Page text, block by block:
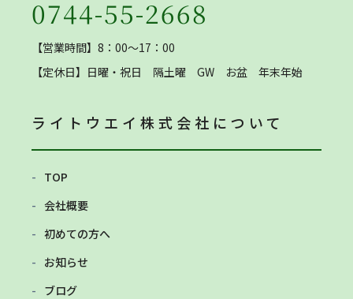
0744-55-2668
【営業時間】8：00～17：00
【定休日】 日曜・祝日 隔土曜 GW お盆 年末年始
ライトウエイ株式会社 について
TOP
会社概要
初めての方へ
お知らせ
ブログ